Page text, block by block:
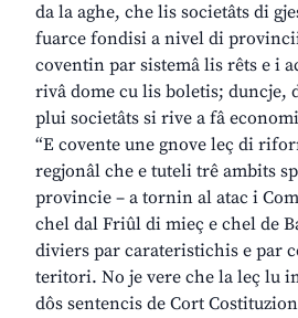
da la aghe, che lis societâts di
fuarce fondisi a nivel di
coventin par sistemâ lis rêts e i
rivâ dome cu lis boletis; duncje,
plui societâts si rive a fâ
“E covente une gnove leç di
regjonâl che e tuteli trê ambits
provincie – a tornin al atac i
chel dal Friûl di mieç e chel de
diviers par carateristichis e par
teritori. No je vere che la leç lu
dôs sentencis de Cort